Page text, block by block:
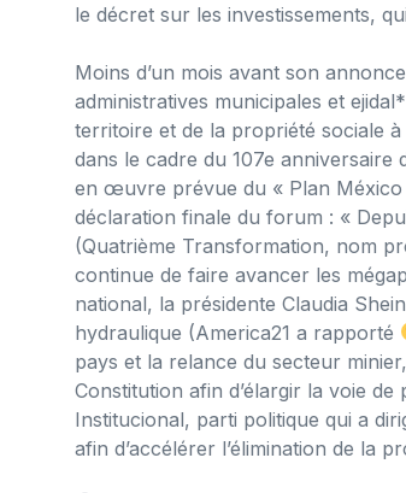
le décret sur les investissements,
Moins d’un mois avant son
administratives municipales et
territoire et de la propriété sociale à
dans le cadre du 107e anniversaire
en œuvre prévue du « Plan México
déclaration finale du forum : «
(Quatrième Transformation, nom
continue de faire avancer les
national, la présidente Claudia
hydraulique (America21 a rapporté
pays et la relance du secteur
Constitution afin d’élargir la voie
Institucional, parti politique qui a
afin d’accélérer l’élimination de la